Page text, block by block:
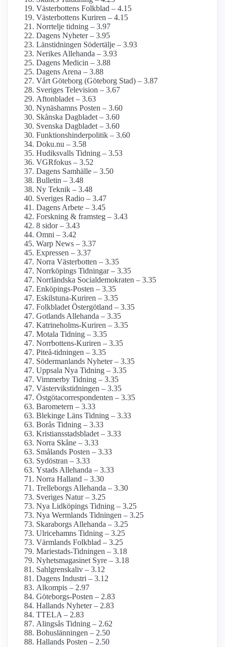
Västerbottens Folkblad – 4.15
Västerbottens Kuriren – 4.15
Norrtelje tidning – 3.97
Dagens Nyheter – 3.95
Länstidningen Södertälje – 3.93
Nerikes Allehanda – 3.93
Dagens Medicin – 3.88
Dagens Arena – 3.88
Vårt Göteborg (Göteborg Stad) – 3.87
Sveriges Television – 3.67
Aftonbladet – 3.63
Nynäshamns Posten – 3.60
Skånska Dagbladet – 3.60
Svenska Dagbladet – 3.60
Funktionshinder­politik – 3.60
Doku.nu – 3.58
Hudiksvalls Tidning – 3.53
VGRfokus – 3.52
Dagens Samhälle – 3.50
Bulletin – 3.48
Ny Teknik – 3.48
Sveriges Radio – 3.47
Dagens Arbete – 3.45
Forskning & framsteg – 3.43
8 sidor – 3.43
Omni – 3.42
Warp News – 3.37
Expressen – 3.37
Norra Västerbotten – 3.35
Norrköpings Tidningar – 3.35
Norrländska Social­demokraten – 3.35
Enköpings-Posten – 3.35
Eskilstuna-Kuriren – 3.35
Folkbladet Östergötland – 3.35
Gotlands Allehanda – 3.35
Katrineholms-Kuriren – 3.35
Motala Tidning – 3.35
Norrbottens-Kuriren – 3.35
Piteå-tidningen – 3.35
Söderman­lands Nyheter – 3.35
Uppsala Nya Tidning – 3.35
Vimmerby Tidning – 3.35
Västervikstidningen – 3.35
Östgöta­correspondenten – 3.35
Barometern – 3.33
Blekinge Läns Tidning – 3.33
Borås Tidning – 3.33
Kristiansstadsbladet – 3.33
Norra Skåne – 3.33
Smålands Posten – 3.33
Sydöstran – 3.33
Ystads Allehanda – 3.33
Norra Halland – 3.30
Trelleborgs Allehanda – 3.30
Sveriges Natur – 3.25
Nya Lidköpings Tidning – 3.25
Nya Wermlands Tidningen – 3.25
Skaraborgs Allehanda – 3.25
Ulricehamns Tidning – 3.25
Värmlands Folkblad – 3.25
Mariestads-Tidningen – 3.18
Nyhetsmagasinet Syre – 3.18
Sahlgrenskaliv – 3.12
Dagens Industri – 3.12
Alkompis – 2.97
Göteborgs-Posten – 2.83
Hallands Nyheter – 2.83
TTELA – 2.83
Alingsås Tidning – 2.62
Bohuslänningen – 2.50
Hallands Posten – 2.50